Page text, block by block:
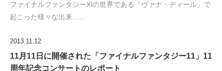
ファイナルファンタジーXIの世界である「ヴァナ・ディール」で
起こった様々な出来...…
2013.11.12
11月11日に開催された「ファイナルファンタジー11」11
周年記念コンサートのレポート